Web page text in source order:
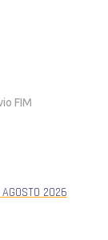
FIM
2026